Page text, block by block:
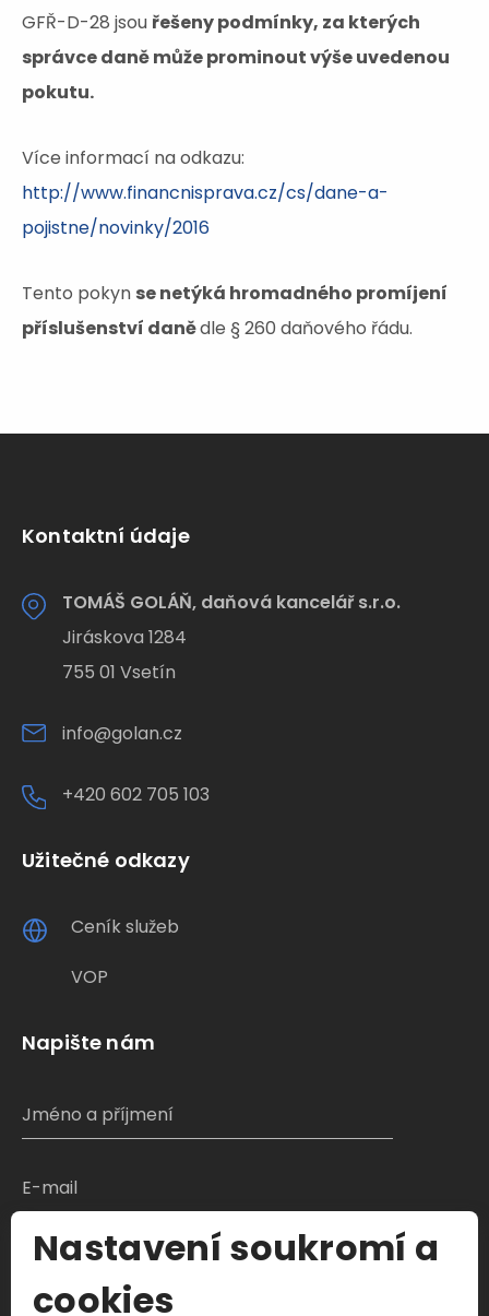
GFŘ-D-28 jsou řešeny podmínky, za kterých
správce daně může prominout výše uvedenou
pokutu.
Více informací na odkazu:
http://www.financnisprava.cz/cs/dane-a-
pojistne/novinky/2016
Tento pokyn se netýká hromadného promíjení
příslušenství danědle § 260 daňového řádu.
Kontaktní údaje
TOMÁŠ GOLÁŇ, daňová kancelář s.r.o.
Jiráskova 1284
755 01 Vsetín
info@golan.cz
+420 602 705 103
Užitečné odkazy
Ceník služeb
VOP
Napište nám
S čím Vám můžeme pomoci?
Nastavení soukromí a
cookies